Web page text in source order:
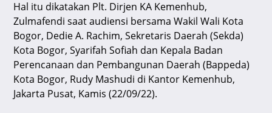
Hal itu dikatakan Plt. Dirjen KA Kemenhub,
Zulmafendi saat audiensi bersama Wakil Wali Kota
Bogor, Dedie A. Rachim, Sekretaris Daerah (Sekda)
Kota Bogor, Syarifah Sofiah dan Kepala Badan
Perencanaan dan Pembangunan Daerah (Bappeda)
Kota Bogor, Rudy Mashudi di Kantor Kemenhub,
Jakarta Pusat, Kamis (22/09/22).